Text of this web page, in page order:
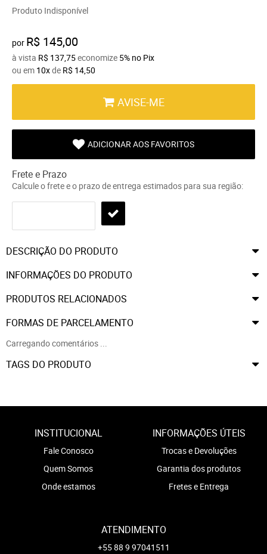
Produto Indisponível
por R$ 145,00
à vista R$ 137,75economize 5% no Pix
ou em 10xde R$ 14,50
AVISE-ME
ADICIONAR AOS FAVORITOS
Frete e Prazo
Calcule o frete e o prazo de entrega estimados para sua região:
DESCRIÇÃO DO PRODUTO
INFORMAÇÕES DO PRODUTO
PRODUTOS RELACIONADOS
FORMAS DE PARCELAMENTO
Carregando comentários ...
TAGS DO PRODUTO
INSTITUCIONAL
Fale Conosco
Quem Somos
Onde estamos
INFORMAÇÕES ÚTEIS
Trocas e Devoluções
Garantia dos produtos
Fretes e Entrega
ATENDIMENTO
+55 88 9 97041511